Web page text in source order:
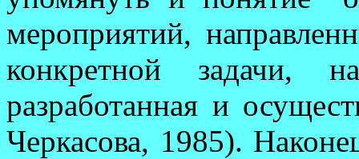
мероприятий,
кон­кретной задачи,
разработанная и
Черка­сова, 1985).